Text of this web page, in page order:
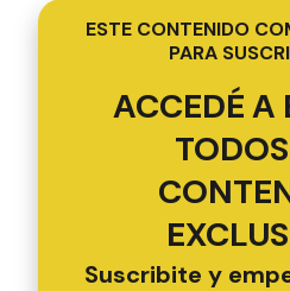
ESTE CONTENIDO
PARA
ACCEDÉ A
Suscribite y